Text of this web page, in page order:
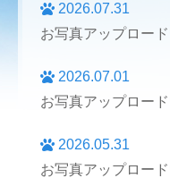
2026.07.31
お写真アップロード
2026.07.01
お写真アップロード
2026.05.31
お写真アップロード